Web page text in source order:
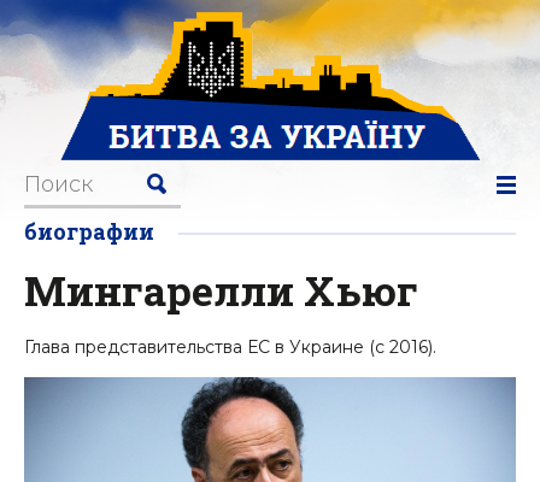
биографии
Мингарелли Хьюг
Глава представительства ЕС в Украине (с 2016).